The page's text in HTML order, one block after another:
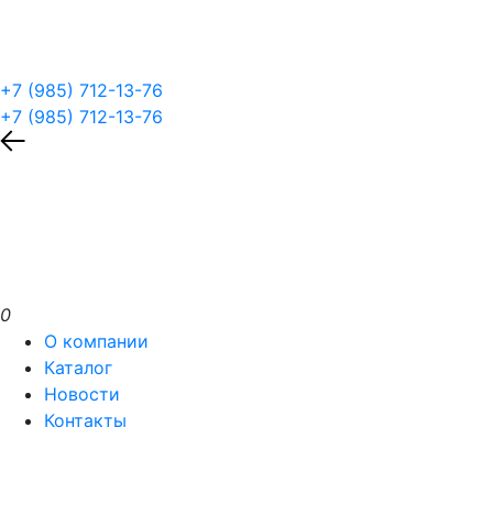
+7 (985) 712-13-76
+7 (985) 712-13-76
0
О компании
Каталог
Новости
Контакты